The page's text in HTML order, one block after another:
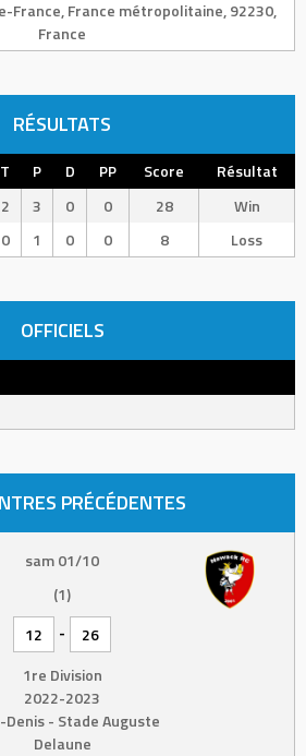
France, France métropolitaine, 92230,
France
RÉSULTATS
T P D PP Score
Résultat
2 3 0 0 28
Win
0 1 0 0 8 Loss
OFFICIELS
PRÉCÉDENTES
sam 01/10
(1)
12
-
26
1re Division
2022-2023
Denis - Stade Auguste
Delaune